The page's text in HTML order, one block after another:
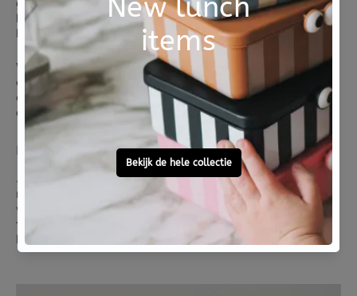
gemaakt van 60 draden waardoor dehaarelastiek
heel zachtis voor je haar en ditvoorkomt
haarbreuk.
Wil je je haar los dragen? Draag dan je Kknekki
elastiek om je pols als armbandje. Geef een kknekki
cadeau perfect voor een verjaardag en om elke outfit
af te stylen.
Hoe kun je zien of een Kknekki echt is?
Je kan een echte Kkenkki herkennen aan de
merknaam in de kraal. Door de speciale manier
waarop deze kraal verlijmd is, blijft je haar er niet
tussen zitten. Kknekki is geschikt voor ieder type en
blijft perfect zitten.